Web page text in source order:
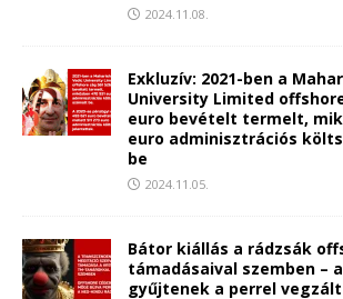
2024.11.08.
Exkluzív: 2021-ben a
University Limited
euro bevételt termelt,
euro adminisztrációs
be
2024.11.05.
Bátor kiállás a rádzsák
támadásaival szemben –
gyűjtenek a perrel